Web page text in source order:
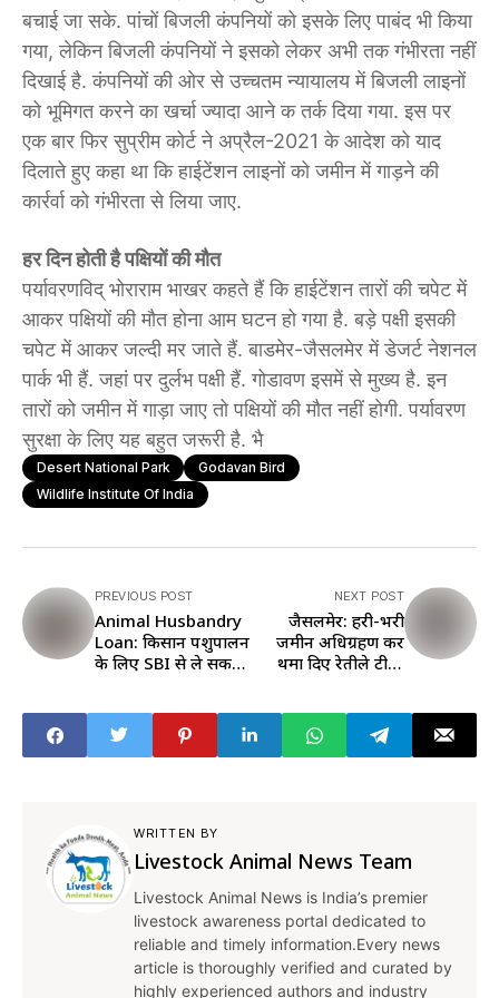
बचाई जा सके. पांचों बिजली कंपनियों को इसके लिए पाबंद भी किया
गया, लेकिन बिजली कंपनियों ने इसको लेकर अभी तक गंभीरता नहीं
दिखाई है. कंपनियों की ओर से उच्चतम न्यायालय में बिजली लाइनों
को भूमिगत करने का खर्चा ज्यादा आने क तर्क दिया गया. इस पर
एक बार फिर सुप्रीम कोर्ट ने अप्रैल-2021 के आदेश को याद
दिलाते हुए कहा था कि हाईटेंशन लाइनों को जमीन में गाड़ने की
कार्रर्वा को गंभीरता से लिया जाए.
हर दिन होती है पक्षियों की मौत
पर्यावरणविद् भोराराम भाखर कहते हैं कि हाईटेंशन तारों की चपेट में
आकर पक्षियों की मौत होना आम घटन हो गया है. बड़े पक्षी इसकी
चपेट में आकर जल्दी मर जाते हैं. बाडमेर-जैसलमेर में डेजर्ट नेशनल
पार्क भी हैं. जहां पर दुर्लभ पक्षी हैं. गोडावण इसमें से मुख्य है. इन
तारों को जमीन में गाड़ा जाए तो पक्षियों की मौत नहीं होगी. पर्यावरण
सुरक्षा के लिए यह बहुत जरूरी है. भै
Desert National Park
Godavan Bird
Wildlife Institute Of India
PREVIOUS POST
Animal Husbandry
Loan: किसान पशुपालन
के लिए SBI से ले सकते
NEXT POST
जैसलमेर: हरी-भरी
जमीन अधिग्रहण कर
थमा दिए रेतीले टीले,
WRITTEN BY
Livestock Animal News Team
Livestock Animal News is India’s premier
livestock awareness portal dedicated to
reliable and timely information.Every news
article is thoroughly verified and curated by
highly experienced authors and industry